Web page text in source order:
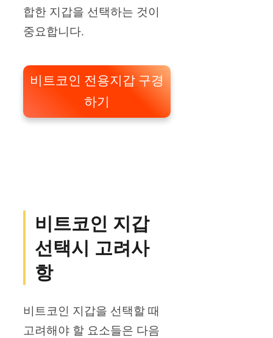
합한 지갑을 선택하는 것이
중요합니다.
비트코인 전용지갑 구경
하기
비트코인 지갑
선택시 고려사
항
비트코인 지갑을 선택할 때
고려해야 할 요소들은 다음